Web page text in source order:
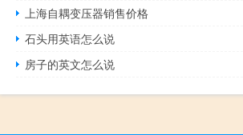
上海自耦变压器销售价格
石头用英语怎么说
房子的英文怎么说